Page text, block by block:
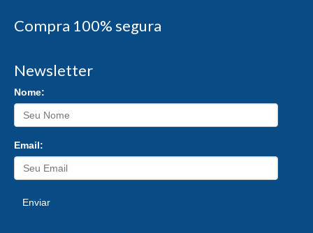
Compra 100% segura
Newsletter
Nome:
Email:
Enviar